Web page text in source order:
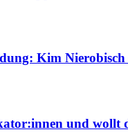
Kim
und wollt